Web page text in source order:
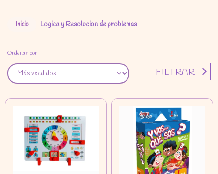
Inicio Logica y Resolucion de problemas
Ordenar por
FILTRAR